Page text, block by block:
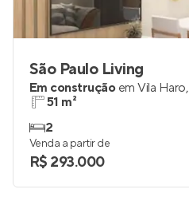
São Paulo Living
Em construção em Vila Haro,
51 m²
2
Venda a partir de
R$ 293.000